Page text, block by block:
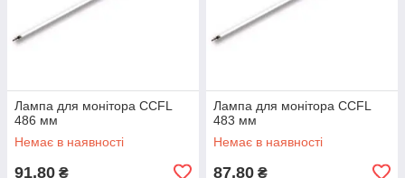
Лампа для монітора CCFL
486 мм
Немає в наявності
91,80 ₴
Лампа для монітора CCFL
483 мм
Немає в наявності
87,80 ₴